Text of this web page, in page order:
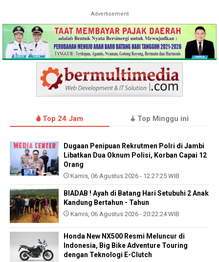
Advertisement
Top 24 Jam Top Minggu ini
Dugaan Penipuan Rekrutmen Polri di Jambi
Libatkan Dua Oknum Polisi, Korban Capai 12
Orang
Kamis, 06 Agustus 2026 - 12:27:25 WIB
BIADAB ! Ayah di Batang Hari Setubuhi 2 Anak
Kandung Bertahun - Tahun
Kamis, 06 Agustus 2026 - 20:22:24 WIB
Honda New NX500 Resmi Meluncur di
Indonesia, Big Bike Adventure Touring
dengan Teknologi E-Clutch